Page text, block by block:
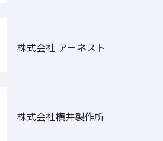
株式会社 アーネスト
株式会社横井製作所